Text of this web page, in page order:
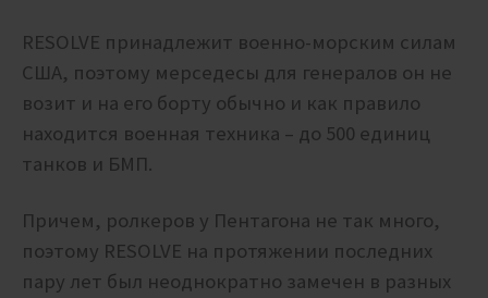
RESOLVE принадлежит военно-морским силам
США, поэтому мерседесы для генералов он не
возит и на его борту обычно и как правило
находится военная техника – до 500 единиц
танков и БМП.
Причем, ролкеров у Пентагона не так много,
поэтому RESOLVE на протяжении последних
пару лет был неоднократно замечен в разных